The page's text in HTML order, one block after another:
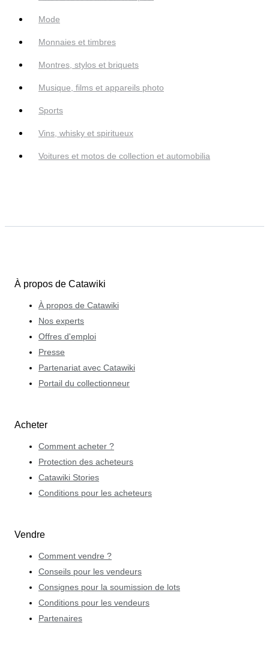
Mode
Monnaies et timbres
Montres, stylos et briquets
Musique, films et appareils photo
Sports
Vins, whisky et spiritueux
Voitures et motos de collection et automobilia
À propos de Catawiki
À propos de Catawiki
Nos experts
Offres d'emploi
Presse
Partenariat avec Catawiki
Portail du collectionneur
Acheter
Comment acheter ?
Protection des acheteurs
Catawiki Stories
Conditions pour les acheteurs
Vendre
Comment vendre ?
Conseils pour les vendeurs
Consignes pour la soumission de lots
Conditions pour les vendeurs
Partenaires